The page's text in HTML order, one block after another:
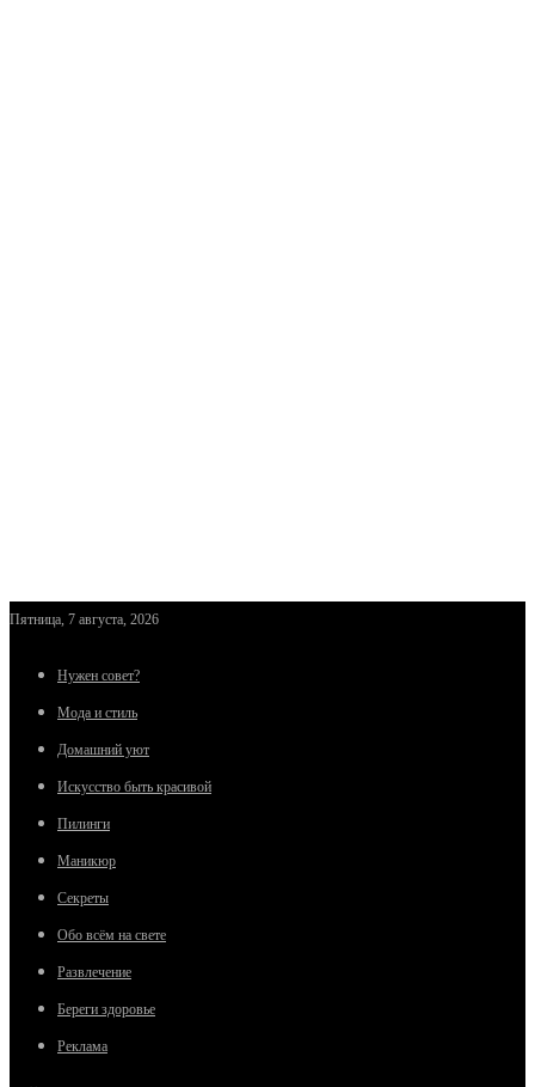
Пятница, 7 августа, 2026
Нужен совет?
Мода и стиль
Домашний уют
Искусство быть красивой
Пилинги
Маникюр
Секреты
Обо всём на свете
Развлечение
Береги здоровье
Реклама